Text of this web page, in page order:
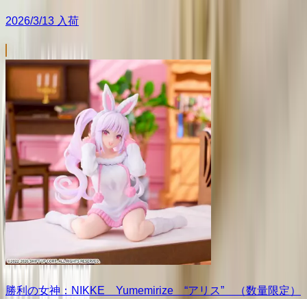
2026/3/13 入荷
勝利の女神：NIKKE Yumemirize “アリス” （数量限定）